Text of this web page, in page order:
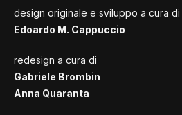
design originale e sviluppo a cura di
Edoardo M. Cappuccio
redesign a cura di
Gabriele Brombin
Anna Quaranta